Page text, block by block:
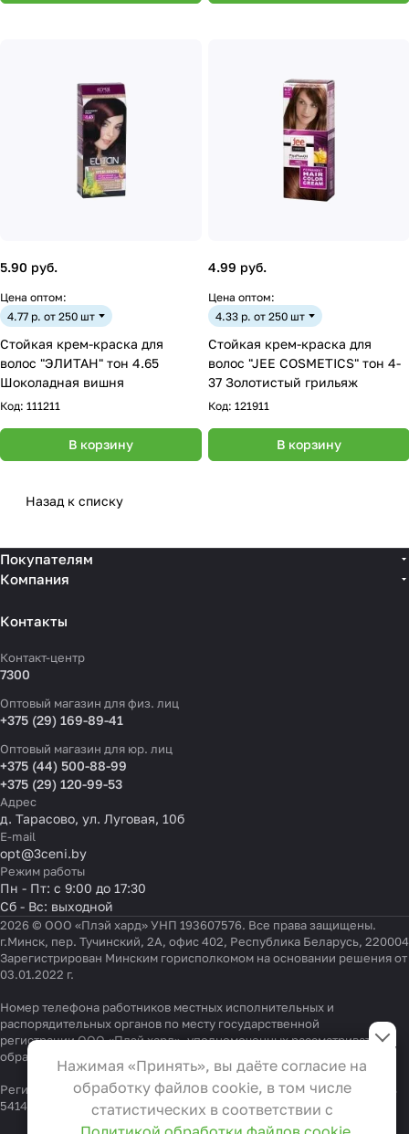
5.90 руб.
Цена оптом:
4.77 р. от 250 шт
Стойкая крем-краска для
волос "ЭЛИТАН" тон 4.65
Шоколадная вишня
Код: 111211
В корзину
4.99 руб.
Цена оптом:
4.33 р. от 250 шт
Стойкая крем-краска для
волос "JEE COSMETICS" тон 4-
37 Золотистый грильяж
Код: 121911
В корзину
Назад к списку
Покупателям
Компания
Контакты
Контакт-центр
7300
Оптовый магазин для физ. лиц
+375 (29) 169-89-41
Оптовый магазин для юр. лиц
+375 (44) 500-88-99
+375 (29) 120-99-53
Адрес
д. Тарасово, ул. Луговая, 10б
E-mail
opt@3ceni.by
Режим работы
Пн - Пт: с 9:00 до 17:30
Сб - Вс: выходной
2026 © ООО «Плэй хард» УНП 193607576. Все права защищены.
г.Минск, пер. Тучинский, 2А, офис 402, Республика Беларусь, 220004
Зарегистрирован Минским горисполкомом на основании решения от
03.01.2022 г.
Номер телефона работников местных исполнительных и
распорядительных органов по месту государственной
регистрации ООО «Плэй хард», уполномоченных рассматривать
обращения покупателей:
Регистрационный номер в Торговом реестре Республики Беларусь
541404 от 19.09.2022
Настройки файлов cookie
Функциональные
Эти файлы необходимы для
функционирования сайта и не
могут быть отключены в наших
Нажимая «Принять», вы даёте согласие на
обработку файлов cookie, в том числе
статистических в соответствии с